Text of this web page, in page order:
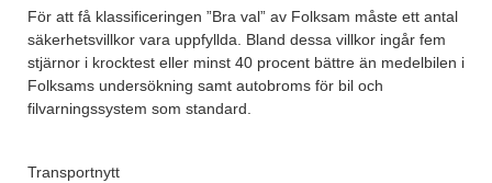
För att få klassificeringen ”Bra val” av Folksam måste ett antal
säkerhetsvillkor vara uppfyllda. Bland dessa villkor ingår fem
stjärnor i krocktest eller minst 40 procent bättre än medelbilen i
Folksams undersökning samt autobroms för bil och
filvarningssystem som standard.
Transportnytt